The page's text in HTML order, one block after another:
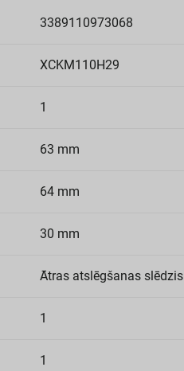
3389110973068
XCKM110H29
1
63 mm
64 mm
30 mm
Ātras atslēgšanas slēdzis
1
1